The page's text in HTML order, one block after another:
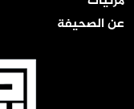
عن الصحيفة